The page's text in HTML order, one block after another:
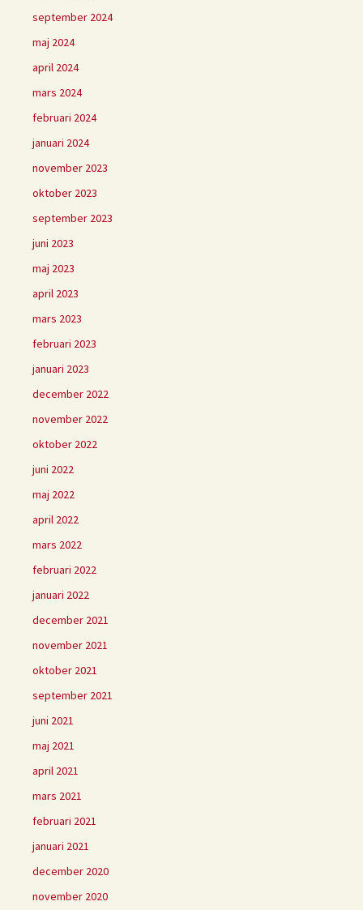
september 2024
maj 2024
april 2024
mars 2024
februari 2024
januari 2024
november 2023
oktober 2023
september 2023
juni 2023
maj 2023
april 2023
mars 2023
februari 2023
januari 2023
december 2022
november 2022
oktober 2022
juni 2022
maj 2022
april 2022
mars 2022
februari 2022
januari 2022
december 2021
november 2021
oktober 2021
september 2021
juni 2021
maj 2021
april 2021
mars 2021
februari 2021
januari 2021
december 2020
november 2020